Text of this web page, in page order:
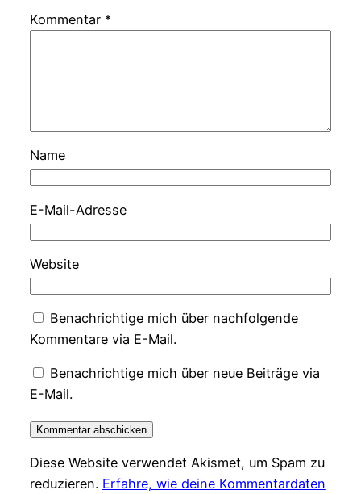
Kommentar *
Name
E-Mail-Adresse
Website
Benachrichtige mich über nachfolgende
Kommentare via E-Mail.
Benachrichtige mich über neue Beiträge via
E-Mail.
Diese Website verwendet Akismet, um Spam zu
reduzieren. Erfahre, wie deine Kommentardaten